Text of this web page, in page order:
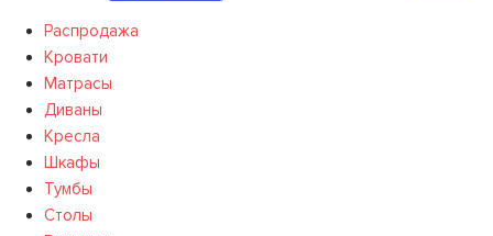
Распродажа
Кровати
Матрасы
Диваны
Кресла
Шкафы
Тумбы
Столы